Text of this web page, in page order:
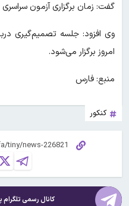
گفت: زمان برگزاری آزمون سراسری ۲ یا ۳ هفته به تعویق می‌افتد.
وی افزود: جلسه تصمیم‌گیری
امروز برگزار می‌شود.
منبع: فارس
کنکور
کانال رسمی تلگرام